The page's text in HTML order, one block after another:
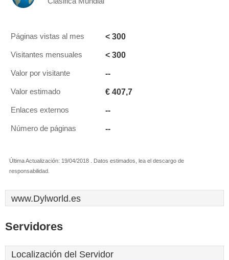
Páginas vistas al mes < 300
Visitantes mensuales < 300
Valor por visitante --
Valor estimado € 407,7
Enlaces externos --
Número de páginas --
Última Actualización: 19/04/2018 . Datos estimados, lea el descargo de
responsabilidad.
www.Dylworld.es
Servidores
Localización del Servidor